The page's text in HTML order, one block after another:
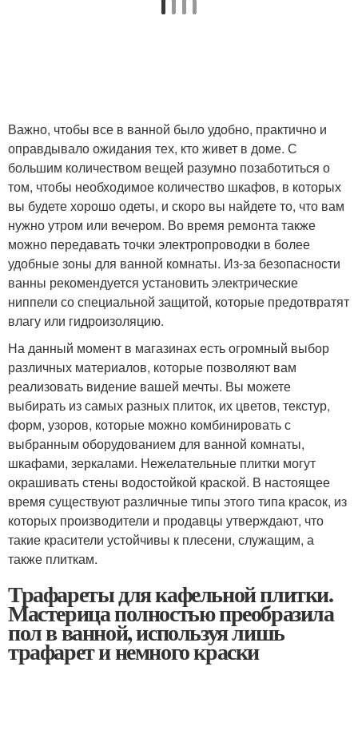
Важно, чтобы все в ванной было удобно, практично и
оправдывало ожидания тех, кто живет в доме. С
большим количеством вещей разумно позаботиться о
том, чтобы необходимое количество шкафов, в которых
вы будете хорошо одеты, и скоро вы найдете то, что вам
нужно утром или вечером. Во время ремонта также
можно передавать точки электропроводки в более
удобные зоны для ванной комнаты. Из-за безопасности
ванны рекомендуется установить электрические
ниппели со специальной защитой, которые предотвратят
влагу или гидроизоляцию.
На данный момент в магазинах есть огромный выбор
различных материалов, которые позволяют вам
реализовать видение вашей мечты. Вы можете
выбирать из самых разных плиток, их цветов, текстур,
форм, узоров, которые можно комбинировать с
выбранным оборудованием для ванной комнаты,
шкафами, зеркалами. Нежелательные плитки могут
окрашивать стены водостойкой краской. В настоящее
время существуют различные типы этого типа красок, из
которых производители и продавцы утверждают, что
такие красители устойчивы к плесени, служащим, а
также плиткам.
Трафареты для кафельной плитки.
Мастерица полностью преобразила
пол в ванной, используя лишь
трафарет и немного краски